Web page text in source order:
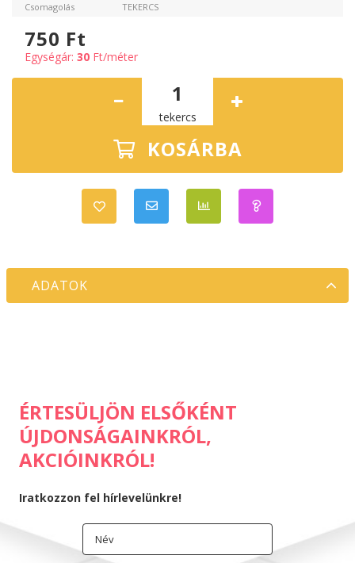
Csomagolás
TEKERCS
750 Ft
Egységár: 30 Ft/méter
tekercs
KOSÁRBA
ADATOK
ÉRTESÜLJÖN ELSŐKÉNT
ÚJDONSÁGAINKRÓL,
AKCIÓINKRÓL!
Iratkozzon fel hírlevelünkre!